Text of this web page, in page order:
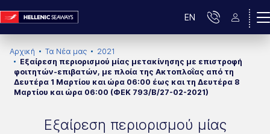
EN
Αρχική Τα Νέα μας
2021
Εξαίρεση περιορισμού μίας μετακίνησης με επιστροφή
φοιτητών-επιβατών, με πλοία της Ακτοπλοΐας από τη
Δευτέρα 1 Μαρτίου και ώρα 06:00 έως και τη Δευτέρα 8
Μαρτίου και ώρα 06:00 (ΦΕΚ 793/Β/27-02-2021)
Εξαίρεση περιορισμού μίας